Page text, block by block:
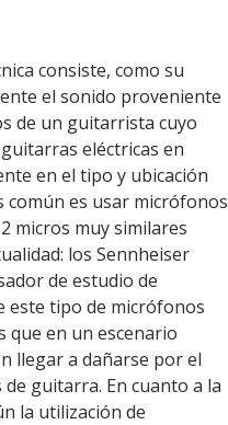
consiste, como su
el sonido proveniente
de un guitarrista cuyo
eléctricas en
en el tipo y ubicación
común es usar micrófonos
micros muy similares
los Sennheiser
de estudio de
este tipo de micrófonos
que en un escenario
llegar a dañarse por el
guitarra. En cuanto a la
la utilización de